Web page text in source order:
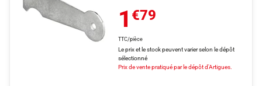
1 €79
TTC/pièce
Le prix et le stock peuvent varier selon le dépôt
sélectionné
Prix de vente pratiqué par le dépôt d'Artigues.